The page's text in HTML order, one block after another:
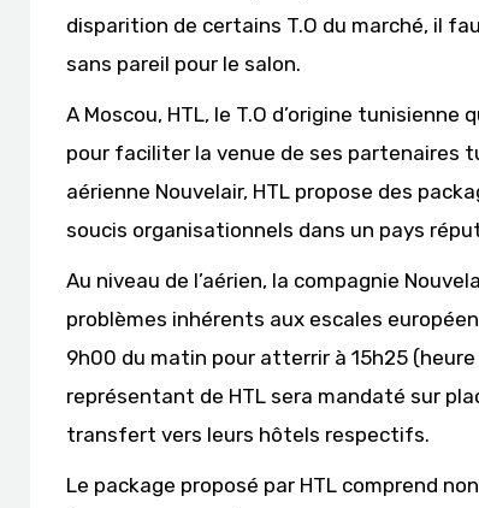
disparition de certains T.O du marché, il
sans pareil pour le salon.
A Moscou, HTL, le T.O d’origine
pour faciliter la venue de ses partenaires
aérienne Nouvelair, HTL propose des
soucis organisationnels dans un pays
Au niveau de l’aérien, la compagnie
problèmes inhérents aux escales
9h00 du matin pour atterrir à 15h25
représentant de HTL sera mandaté sur
transfert vers leurs hôtels respectifs.
Le package proposé par HTL comprend